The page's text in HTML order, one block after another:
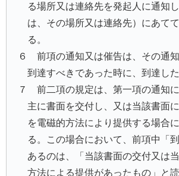
る場所又は連絡先を発起人に通知
は、その場所又は連絡先）にあて
る。
６ 前項の通知又は催告は、その通
到達すべきであった時に、到達し
７ 前二項の規定は、第一項の通知
主に書面を交付し、又は当該書面
を電磁的方法により提供する場合
る。この場合において、前項中「
あるのは、「当該書面の交付又は
方法による提供があったもの」と